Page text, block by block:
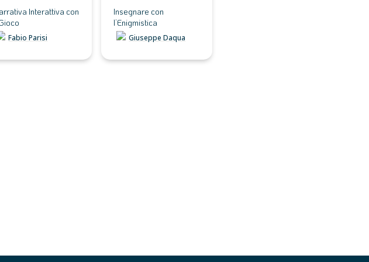
Interattiva con
Fabio Parisi
Insegnare con
l’Enigmistica
Giuseppe Daqua